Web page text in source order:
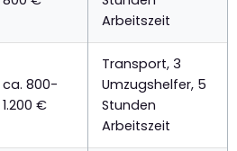
Arbeitszeit
ca. 800-
1.200 €
Transport, 3
Umzugshelfer, 5
Stunden
Arbeitszeit